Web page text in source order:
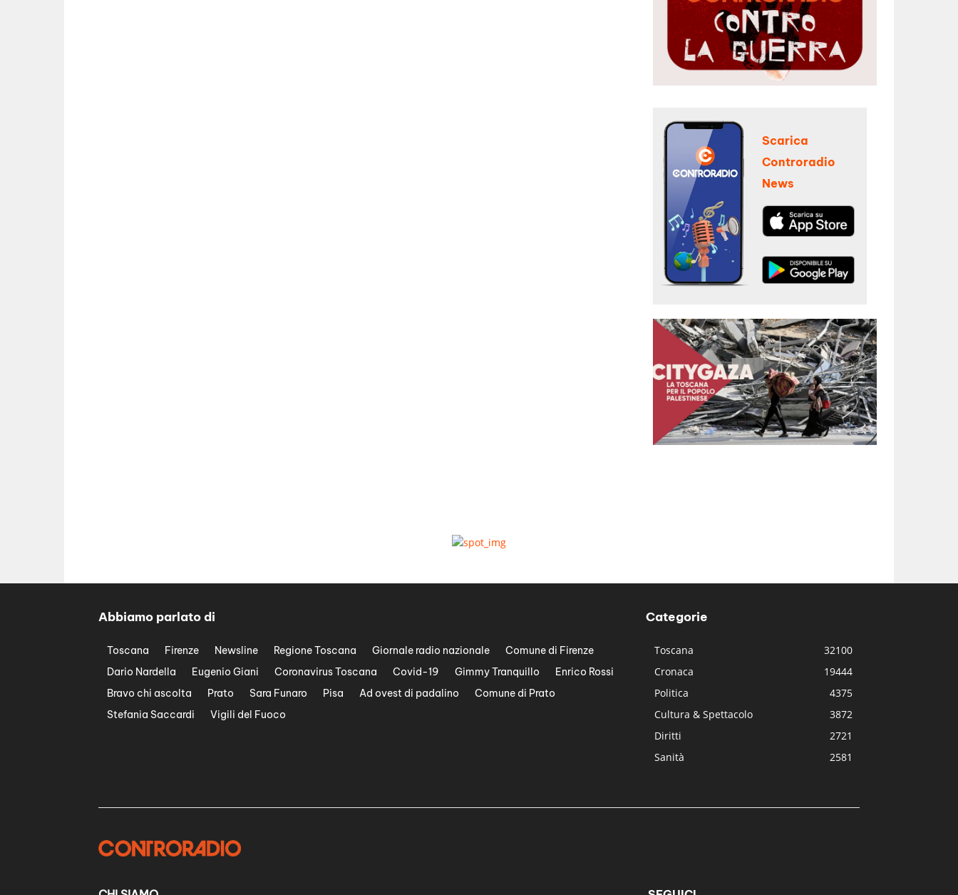
Scarica
Controradio
News
Abbiamo parlato di
Toscana Firenze Newsline Regione Toscana Giornale radio nazionale
Comune di Firenze
Dario Nardella
Eugenio Giani Coronavirus Toscana Covid-19 Gimmy Tranquillo
Enrico Rossi
Bravo chi ascolta
Prato Sara Funaro Pisa Ad ovest di padalino
Comune di Prato
Stefania Saccardi
Vigili del Fuoco
Categorie
Toscana
32100
Cronaca
19444
Politica
4375
Cultura & Spettacolo
3872
Diritti
2721
Sanità
2581